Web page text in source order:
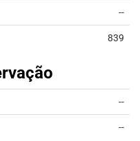
--
839
--
--